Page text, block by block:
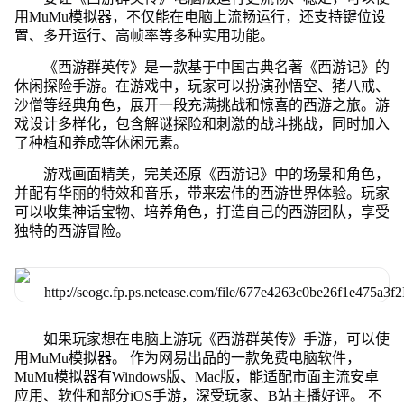
用MuMu模拟器，不仅能在电脑上流畅运行，还支持键位设
置、多开运行、高帧率等多种实用功能。
《西游群英传》是一款基于中国古典名著《西游记》的
休闲探险手游。在游戏中，玩家可以扮演孙悟空、猪八戒、
沙僧等经典角色，展开一段充满挑战和惊喜的西游之旅。游
戏设计多样化，包含解谜探险和刺激的战斗挑战，同时加入
了种植和养成等休闲元素。
游戏画面精美，完美还原《西游记》中的场景和角色，
并配有华丽的特效和音乐，带来宏伟的西游世界体验。玩家
可以收集神话宝物、培养角色，打造自己的西游团队，享受
独特的西游冒险。
如果玩家想在电脑上游玩《西游群英传》手游，可以使
用MuMu模拟器。 作为网易出品的一款免费电脑软件，
MuMu模拟器有Windows版、Mac版，能适配市面主流安卓
应用、软件和部分iOS手游，深受玩家、B站主播好评。 不